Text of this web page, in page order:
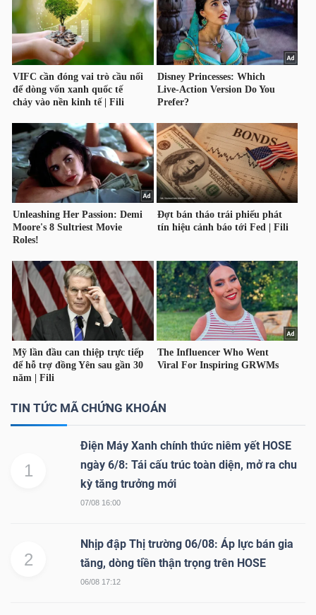
TIN TỨC MÃ CHỨNG KHOÁN
1
Điện Máy Xanh chính thức niêm yết HOSE
ngày 6/8: Tái cấu trúc toàn diện, mở ra chu
kỳ tăng trưởng mới
07/08 16:00
2
Nhịp đập Thị trường 06/08: Áp lực bán gia
tăng, dòng tiền thận trọng trên HOSE
06/08 17:12
ĐÔNG
DƯƠNG
TÀI
CHÍNH
CÁ
NHÂN
PHÂN
TÍCH
VIETSTOCKFINANCE
MÔ
NGÀNH
NGHIỆP